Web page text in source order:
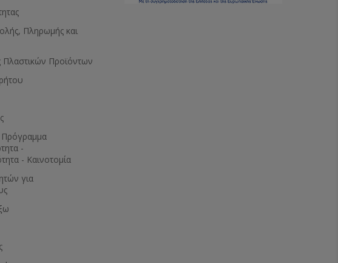
Πληρωμής και
Πλαστικών Προϊόντων
Πρόγραμμα
-
- Καινοτομία
για